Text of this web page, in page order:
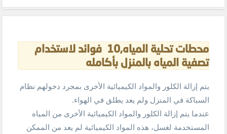
محطات تحلية المياه,10 فوائد لاستخدام
تصفية المياه بالمنزل بأكامله
يتم إزالة الكلور والمواد الكيميائية الأخرى بمجرد دخولهم نظام
السباكة في المنزل ولم يعد يطلق في الهواء.
عندما يتم إزالة الكلور والمواد الكيميائية الأخرى من المياه
المستخدمة لغسل، هذه المواد الكيميائية لم يعد من الممكن